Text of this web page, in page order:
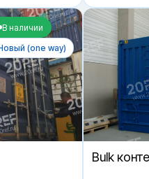
В наличии
(one way)
Bulk